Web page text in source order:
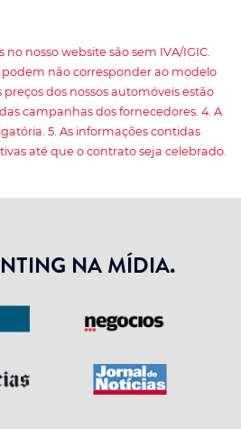
no nosso website são sem IVA/IGIC.
podem não corresponder ao modelo
preços dos nossos automóveis estão
campanhas dos fornecedores. 4. A
5. As informações contidas
até que o contrato seja celebrado.
NA MÍDIA.